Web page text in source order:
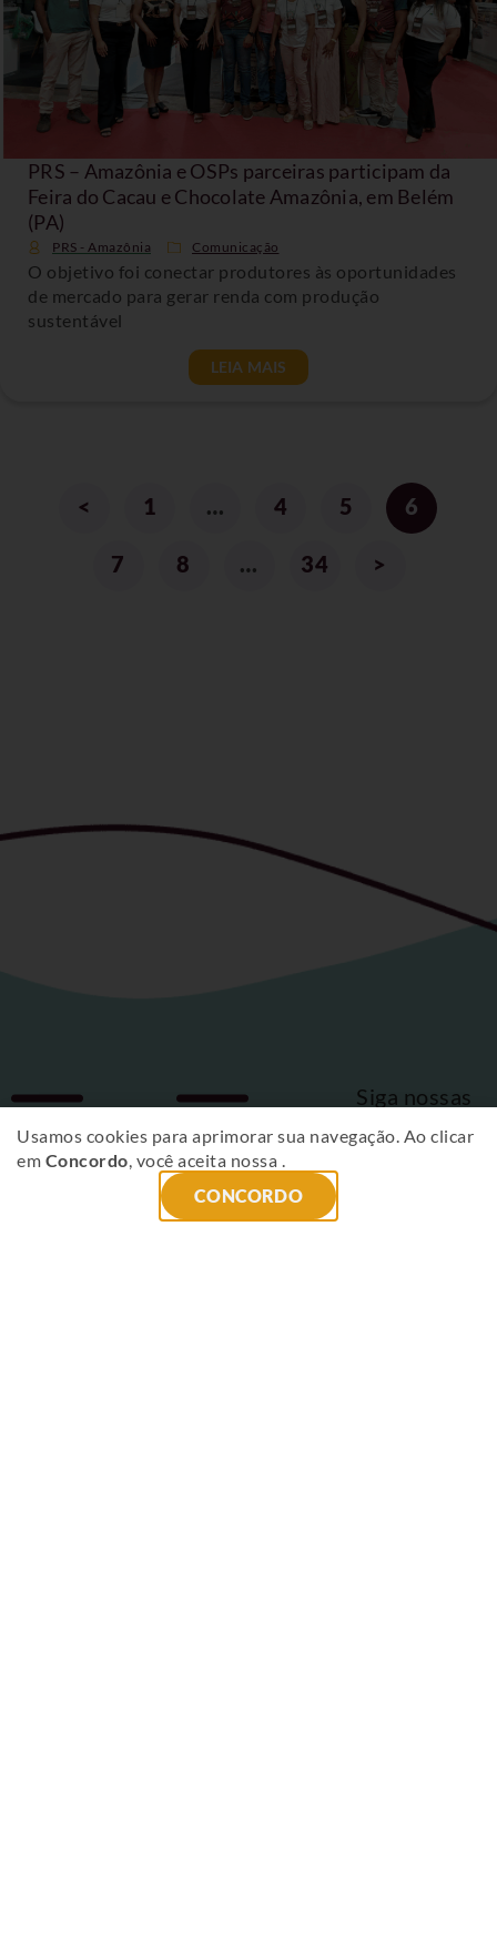
PRS – Amazônia e OSPs parceiras participam da
Feira do Cacau e Chocolate Amazônia, em Belém
(PA)
PRS - Amazônia Comunicação
O objetivo foi conectar produtores às oportunidades
de mercado para gerar renda com produção
sustentável
LEIA MAIS
< 1 … 4 5 6
7 8 … 34 >
Fique
Siga nossas
CONCORDO
Usamos cookies para aprimorar sua navegação. Ao clicar
em Concordo, você aceita nossa .